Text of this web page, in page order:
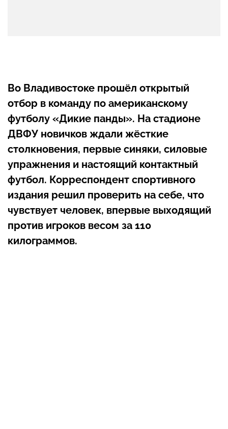
Во Владивостоке прошёл открытый
отбор в команду по американскому
футболу «Дикие панды». На стадионе
ДВФУ новичков ждали жёсткие
столкновения, первые синяки, силовые
упражнения и настоящий контактный
футбол. Корреспондент спортивного
издания решил проверить на себе, что
чувствует человек, впервые выходящий
против игроков весом за 110
килограммов.